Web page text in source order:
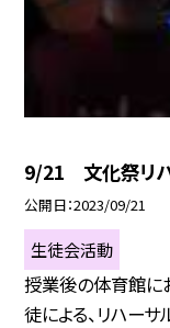
9/21 文化祭リ
公開日 2023/09/21
生徒会活動
授業後の体育館に
徒による、リハー